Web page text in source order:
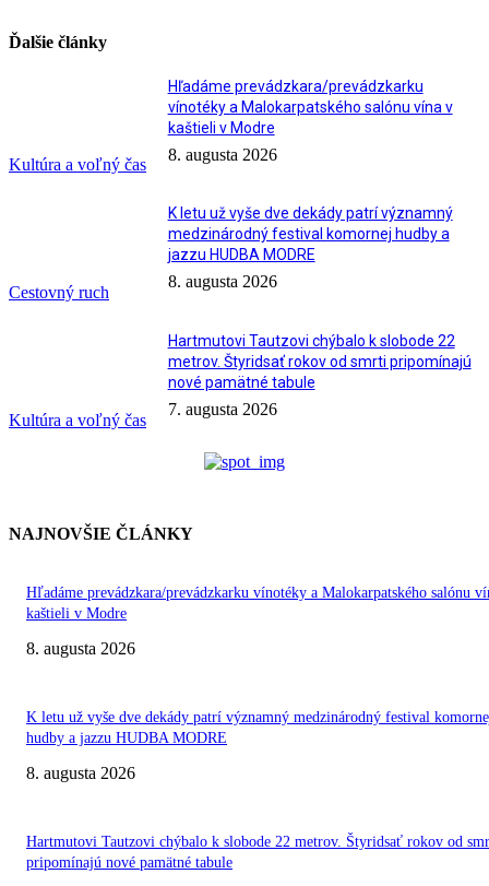
Ďalšie články
Kultúra a voľný čas
Hľadáme prevádzkara/prevádzkarku
vínotéky a Malokarpatského salónu vína v
kaštieli v Modre
8. augusta 2026
Cestovný ruch
K letu už vyše dve dekády patrí významný
medzinárodný festival komornej hudby a
jazzu HUDBA MODRE
8. augusta 2026
Kultúra a voľný čas
Hartmutovi Tautzovi chýbalo k slobode 22
metrov. Štyridsať rokov od smrti pripomínajú
nové pamätné tabule
7. augusta 2026
NAJNOVŠIE ČLÁNKY
Hľadáme prevádzkara/prevádzkarku vínotéky a Malokarpatského salónu
kaštieli v Modre
8. augusta 2026
K letu už vyše dve dekády patrí významný medzinárodný festival
hudby a jazzu HUDBA MODRE
8. augusta 2026
Hartmutovi Tautzovi chýbalo k slobode 22 metrov. Štyridsať rokov od
pripomínajú nové pamätné tabule